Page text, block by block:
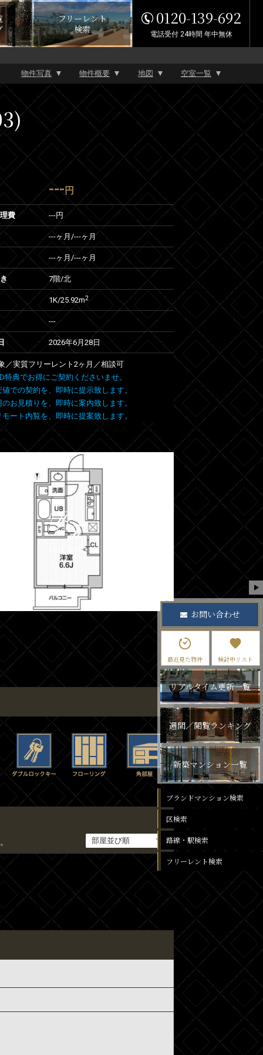
フリーレント
検索
0120-139-692
電話受付 24時間 年中無休
物件写真 物件概要 地図 空室一覧
--- 円
費 ---円
---ヶ月 /---ヶ月
---ヶ月 /---ヶ月
7階/北
1K/25.92m2
---
2026年6月28日
／実質フリーレント2ヶ月／相談可
特典でお得にご契約くださいませ。
での契約を、即時に提示致します。
お見積りを、即時に案内致します。
ート内覧を、即時に提案致します。
お問い合わせ
最近見た物件 検討中リスト
リアルタイム更新一覧
週間／閲覧ランキング
新築マンション一覧
ブランドマンション検索
区検索
路線・駅検索
フリーレント検索